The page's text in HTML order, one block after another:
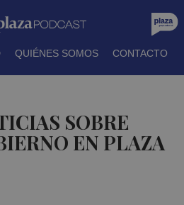
QUIÉNES SOMOS CONTACTO
SOBRE
EN PLAZA